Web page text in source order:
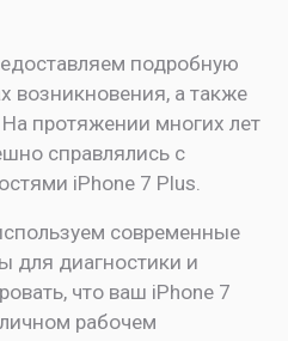
подробную
возникновения, а также
протяжении многих лет
справлялись с
iPhone 7 Plus.
современные
для диагностики и
что ваш iPhone 7
рабочем